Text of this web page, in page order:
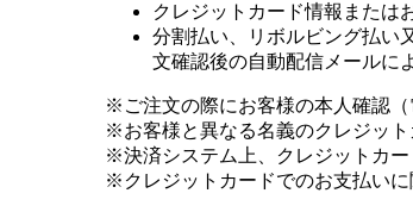
クレジットカード情報または
分割払い、リボルビング払い
文確認後の自動配信メールに
※ご注文の際にお客様の本人確認（
※お客様と異なる名義のクレジット
※決済システム上、クレジットカー
※クレジットカードでのお支払い